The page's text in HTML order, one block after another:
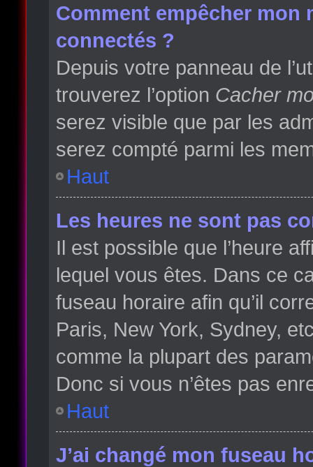
Comment empêcher mon
connectés ?
Depuis votre panneau de
trouverez l’option Cacher
serez visible que par les
serez compté parmi les
Haut
Les heures ne sont pas
Il est possible que l’heure
lequel vous êtes. Dans ce
fuseau horaire afin qu’il
Paris, New York, Sydney,
comme la plupart des
Donc si vous n’êtes pas
Haut
J’ai changé mon fuseau